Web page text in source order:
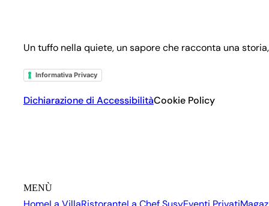
Un tuffo nella quiete, un sapore che racconta una
Informativa Privacy
Dichiarazione di AccessibilitàCookie Policy
MENÙ